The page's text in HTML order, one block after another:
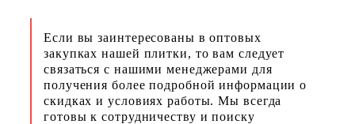
Если вы заинтересованы в оптовых
закупках нашей плитки, то вам следует
связаться с нашими менеджерами для
получения более подробной информации о
скидках и условиях работы. Мы всегда
готовы к сотрудничеству и поиску